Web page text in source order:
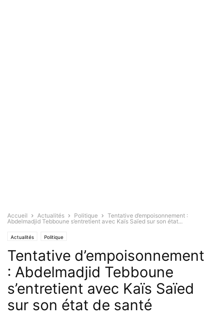
Accueil Actualités Politique
Tentative d’empoisonnement :
Abdelmadjid Tebboune s’entretient avec Kaïs Saïed sur son état...
Actualités Politique
Tentative d’empoisonnement
: Abdelmadjid Tebboune
s’entretient avec Kaïs Saïed
sur son état de santé